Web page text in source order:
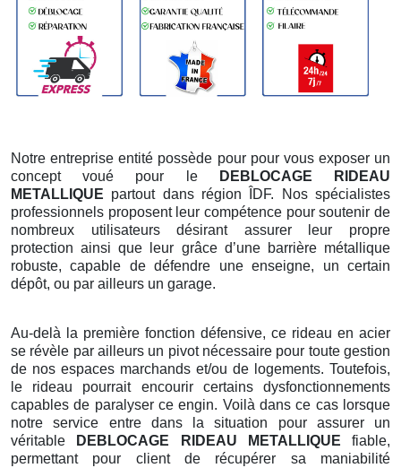
Notre entreprise entité possède pour pour vous exposer un
concept voué pour le
DEBLOCAGE RIDEAU
METALLIQUE partout dans région ÎDF. Nos spécialistes
professionnels proposent leur compétence pour soutenir de
nombreux utilisateurs désirant assurer leur propre
protection ainsi que leur grâce d’une barrière métallique
robuste, capable de défendre une enseigne, un certain
dépôt, ou par ailleurs un garage.
Au-delà la première fonction défensive, ce rideau en acier
se révèle par ailleurs un pivot nécessaire pour toute gestion
de nos espaces marchands et/ou de logements. Toutefois,
le rideau pourrait encourir certains dysfonctionnements
capables de paralyser ce engin. Voilà dans ce cas lorsque
notre service entre dans la situation pour assurer un
véritable
DEBLOCAGE RIDEAU METALLIQUE fiable,
permettant pour client de récupérer sa maniabilité